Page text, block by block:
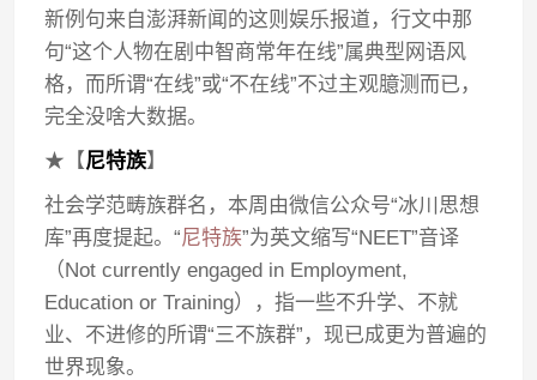
新例句来自澎湃新闻的这则娱乐报道，行文中那
句“这个人物在剧中智商常年在线”属典型网语风
格，而所谓“在线”或“不在线”不过主观臆测而已，
完全没啥大数据。
★【尼特族】
社会学范畴族群名，本周由微信公众号“冰川思想
库”再度提起。“尼特族”为英文缩写“NEET”音译
（Not currently engaged in Employment,
Education or Training），指一些不升学、不就
业、不进修的所谓“三不族群”，现已成更为普遍的
世界现象。